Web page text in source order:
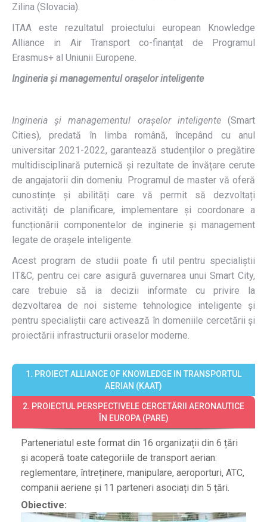
Zilina (Slovacia).
ITAA este rezultatul proiectului european Knowledge
Alliance in Air Transport co-finanțat de Programul
Erasmus+ al Uniunii Europene.
Ingineria și managementul orașelor inteligente
Ingineria și managementul orașelor inteligente (Smart
Cities), predată în limba română, începând cu anul
universitar 2021-2022, garantează studenților o pregătire
multidisciplinară puternică și rezultate de învățare cerute
de angajatorii din domeniu. Programul de master vă oferă
cunostințe și abilități care vă permit să dezvoltați
activități de planificare, implementare și coordonare a
funcționării componentelor de inginerie și management
legate de orașele inteligente.
Acest program de studii poate fi util pentru specialiștii
IT&C, pentru cei care asigură guvernarea unui Smart City,
care trebuie să ia decizii informate cu privire la
dezvoltarea de noi sisteme tehnologice inteligente și
pentru specialiștii care activează în domeniile cercetării și
proiectării infrastructurii oraselor moderne.
1. PROIECT ALLIANCE OF KNOWLEDGE IN TRANSPORTUL
AERIAN (KAAT)
2. PROIECTUL PERSPECTIVELE CERCETĂRII AERONAUTICE
ÎN EUROPA (PARE)
Parteneriatul este format din 16 organizații din 6 țări
și acoperă toate categoriile de transport aerian:
reglementare, întreținere, manipulare, aeroporturi, ATC,
companii aeriene și 11 parteneri asociați din 5 țări.
Obiective: